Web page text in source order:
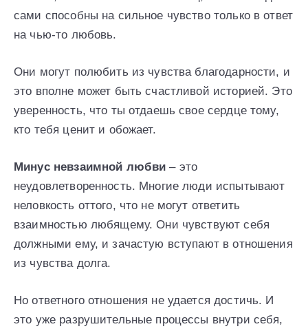
сами способны на сильное чувство только в ответ
на чью-то любовь.
Они могут полюбить из чувства благодарности, и
это вполне может быть счастливой историей. Это
уверенность, что ты отдаешь свое сердце тому,
кто тебя ценит и обожает.
Минус невзаимной любви – это
неудовлетворенность. Многие люди испытывают
неловкость оттого, что не могут ответить
взаимностью любящему. Они чувствуют себя
должными ему, и зачастую вступают в отношения
из чувства долга.
Но ответного отношения не удается достичь. И
это уже разрушительные процессы внутри себя,